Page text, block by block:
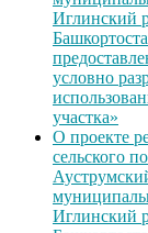
Иглинский
условно
участка»
О проекте
сельского
Иглинский